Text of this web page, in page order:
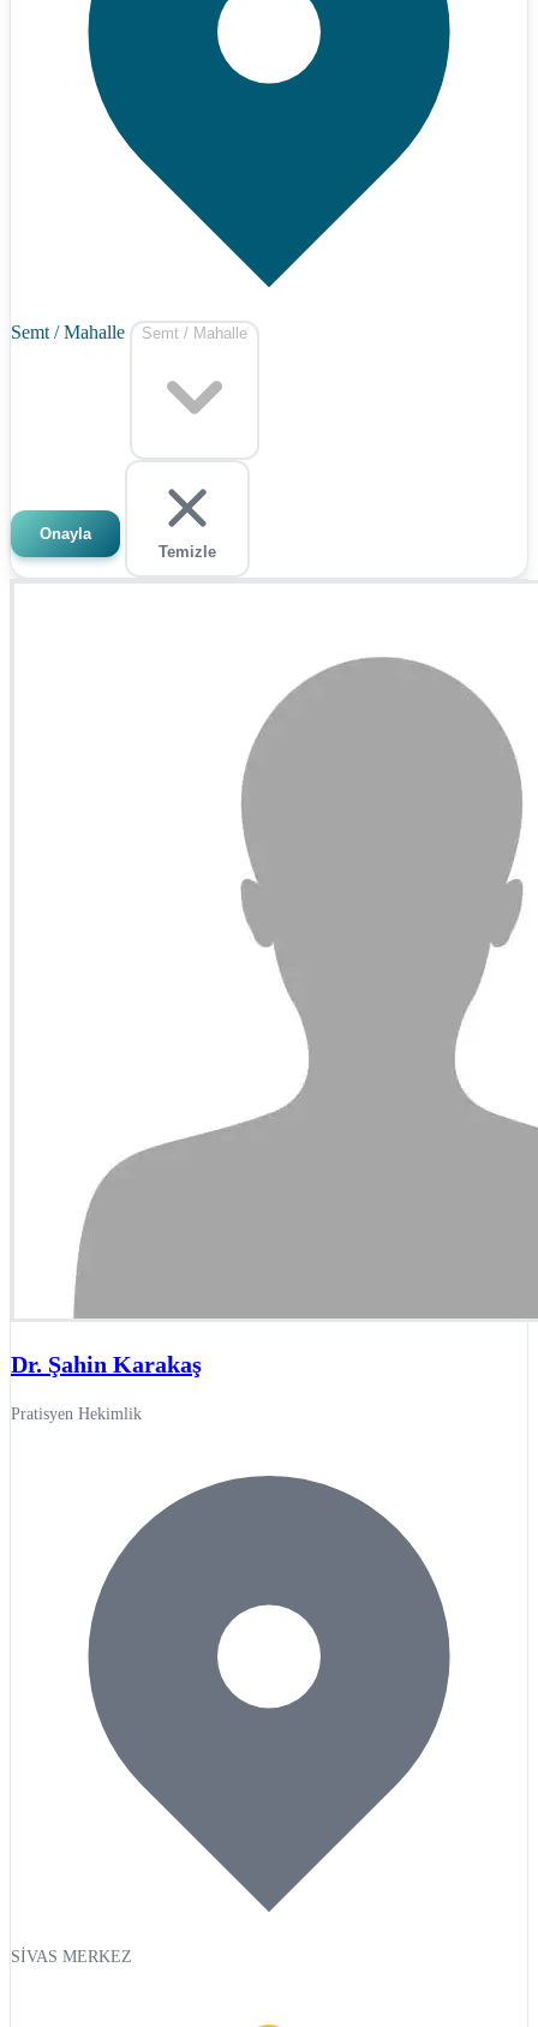
Semt / Mahalle Semt / Mahalle
Onayla
Temizle
Dr. Şahin Karakaş
Pratisyen Hekimlik
SİVAS MERKEZ